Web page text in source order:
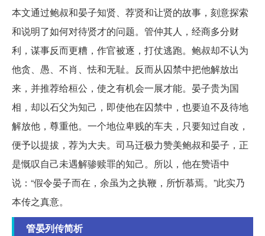
本文通过鲍叔和晏子知贤、荐贤和让贤的故事，刻意探索
和说明了如何对待贤才的问题。管仲其人，经商多分财
利，谋事反而更糟，作官被逐，打仗逃跑。鲍叔却不认为
他贪、愚、不肖、怯和无耻。反而从囚禁中把他解放出
来，并推荐给桓公，使之有机会一展才能。晏子贵为国
相，却以石父为知己，即使他在囚禁中，也要迫不及待地
解放他，尊重他。一个地位卑贱的车夫，只要知过自改，
便予以提拔，荐为大夫。司马迁极力赞美鲍叔和晏子，正
是慨叹自己未遇解骖赎罪的知己。所以，他在赞语中
说：“假令晏子而在，余虽为之执鞭，所忻慕焉。”此实乃
本传之真意。
管晏列传简析